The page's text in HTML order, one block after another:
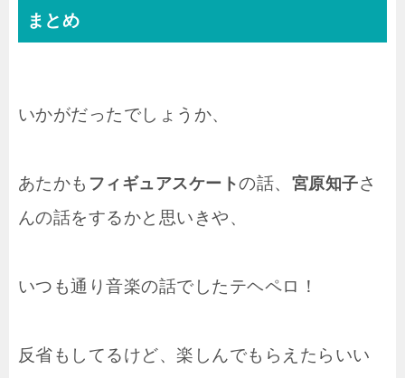
まとめ
いかがだったでしょうか、
あたかも フィギュアスケートの話、 宮原知子さ
んの話をするかと思いきや、
いつも通り音楽の話でしたテヘペロ！
反省もしてるけど、楽しんでもらえたらいい